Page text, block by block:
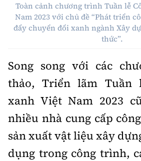
Toàn cảnh chương trình Tuần lễ
Nam 2023 với chủ đề “Phát triển
đẩy chuyển đổi xanh ngành Xây
thức”.
Song song với các
thảo, Triển lãm Tuần
xanh Việt Nam 2023
nhiều nhà cung cấp
sản xuất vật liệu xây
dụng trong công trình,